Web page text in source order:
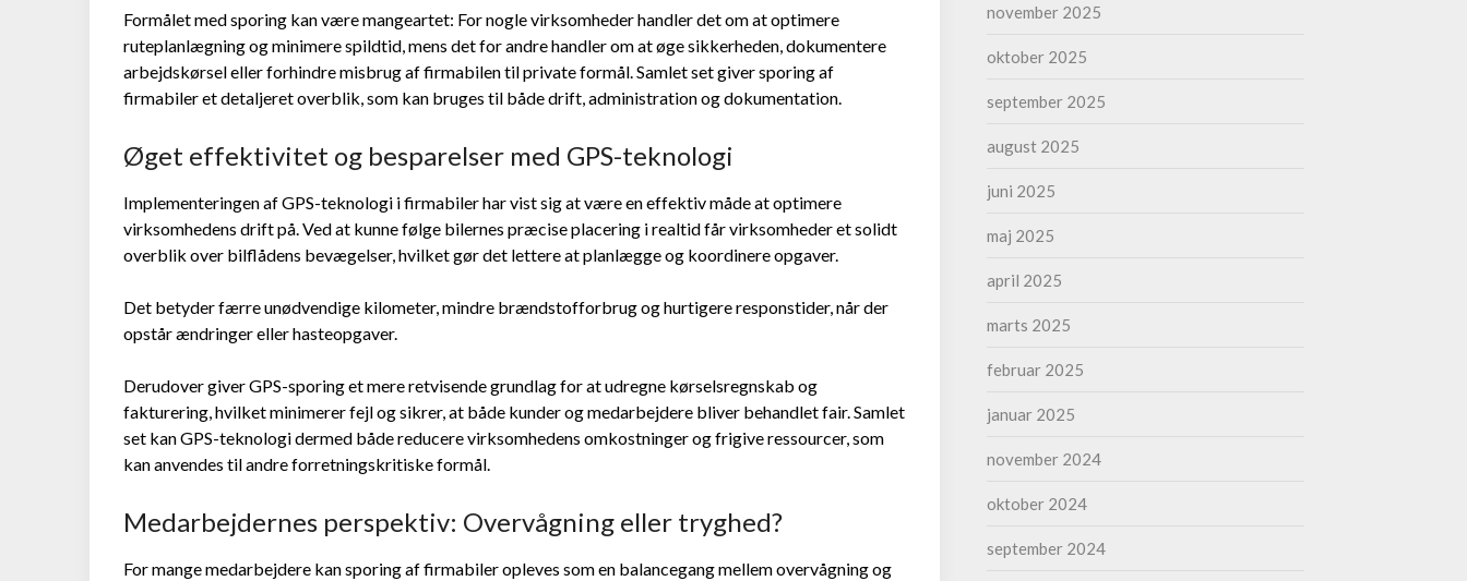
Formålet med sporing kan være mangeartet: For nogle virksomheder handler det om at optimere
ruteplanlægning og minimere spildtid, mens det for andre handler om at øge sikkerheden, dokumentere
arbejdskørsel eller forhindre misbrug af firmabilen til private formål. Samlet set giver sporing af
firmabiler et detaljeret overblik, som kan bruges til både drift, administration og dokumentation.
Øget effektivitet og besparelser med GPS-teknologi
Implementeringen af GPS-teknologi i firmabiler har vist sig at være en effektiv måde at optimere
virksomhedens drift på. Ved at kunne følge bilernes præcise placering i realtid får virksomheder et solidt
overblik over bilflådens bevægelser, hvilket gør det lettere at planlægge og koordinere opgaver.
Det betyder færre unødvendige kilometer, mindre brændstofforbrug og hurtigere responstider, når der
opstår ændringer eller hasteopgaver.
Derudover giver GPS-sporing et mere retvisende grundlag for at udregne kørselsregnskab og
fakturering, hvilket minimerer fejl og sikrer, at både kunder og medarbejdere bliver behandlet fair. Samlet
set kan GPS-teknologi dermed både reducere virksomhedens omkostninger og frigive ressourcer, som
kan anvendes til andre forretningskritiske formål.
Medarbejdernes perspektiv: Overvågning eller tryghed?
For mange medarbejdere kan sporing af firmabiler opleves som en balancegang mellem overvågning og
november 2025
oktober 2025
september 2025
august 2025
juni 2025
maj 2025
april 2025
marts 2025
februar 2025
januar 2025
november 2024
oktober 2024
september 2024